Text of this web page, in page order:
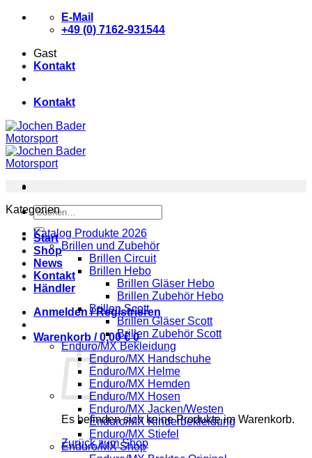
Zum
E-Mail
+49 (0) 7162-931544
Gast
Kontakt
Kontakt
Suchen
nach:
Start
Shop
News
Kontakt
Händler
Anmelden / Registrieren
Warenkorb /0,00€ 0
Es befinden sich keine Produkte im Warenkorb.
Zurück zum Shop
Kategorien
Katalog Produkte 2026
Brillen und Zubehör
Brillen Circuit
Brillen Hebo
Brillen Gläser Hebo
Brillen Zubehör Hebo
Brillen Scott
Brillen Gläser Scott
Brillen Zubehör Scott
Enduro/MX Bekleidung
Enduro/MX Handschuhe
Enduro/MX Helme
Enduro/MX Hemden
Enduro/MX Hosen
Enduro/MX Jacken/Westen
Enduro/MX Kinderbekleidung
Enduro/MX Stiefel
Enduro/MX Shop